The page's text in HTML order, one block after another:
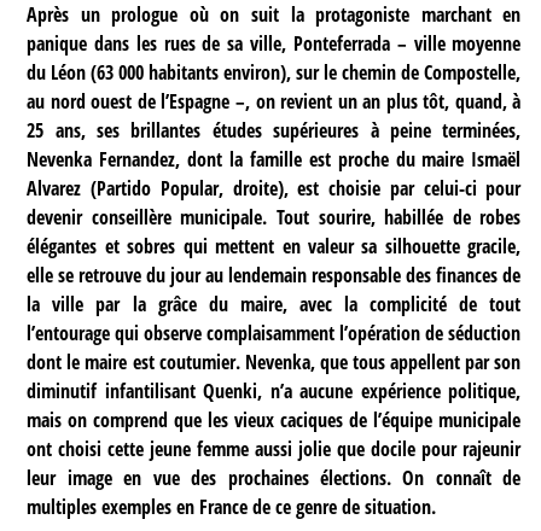
Après un prologue où on suit la protagoniste marchant en
panique dans les rues de sa ville, Ponteferrada – ville moyenne
du Léon (63 000 habitants environ), sur le chemin de Compostelle,
au nord ouest de l’Espagne –, on revient un an plus tôt, quand, à
25 ans, ses brillantes études supérieures à peine terminées,
Nevenka Fernandez, dont la famille est proche du maire Ismaël
Alvarez (Partido Popular, droite), est choisie par celui-ci pour
devenir conseillère municipale. Tout sourire, habillée de robes
élégantes et sobres qui mettent en valeur sa silhouette gracile,
elle se retrouve du jour au lendemain responsable des finances de
la ville par la grâce du maire, avec la complicité de tout
l’entourage qui observe complaisamment l’opération de séduction
dont le maire est coutumier. Nevenka, que tous appellent par son
diminutif infantilisant Quenki, n’a aucune expérience politique,
mais on comprend que les vieux caciques de l’équipe municipale
ont choisi cette jeune femme aussi jolie que docile pour rajeunir
leur image en vue des prochaines élections. On connaît de
multiples exemples en France de ce genre de situation.